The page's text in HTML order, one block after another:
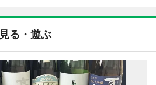
見る・遊ぶ